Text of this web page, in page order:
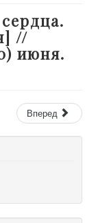
//
июня.
Вперед